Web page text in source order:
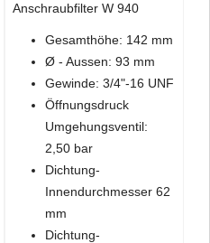
Anschraubfilter W 940
Gesamthöhe: 142 mm
Ø - Aussen: 93 mm
Gewinde: 3/4"-16 UNF
Öffnungsdruck
Umgehungsventil:
2,50 bar
Dichtung-
Innendurchmesser 62
mm
Dichtung-